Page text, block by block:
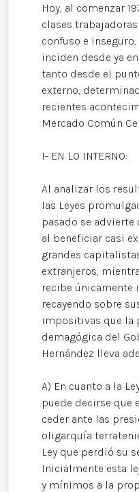
Hoy, al comenzar
clases
confuso e
inciden desde ya
tanto desde el
externo,
recientes
Mercado Común
I- EN LO INTERNO:
Al analizar los
las Leyes
pasado se advierte
al beneficiar casi
grandes
extranjeros,
recibe únicamente
recayendo sobre
impositivas que la
demagógica del
Hernández lleva
A) En cuanto a la
puede decirse que
ceder ante las
oligarquía
Ley que perdió su
Inicialmente esta
y mínimos a la